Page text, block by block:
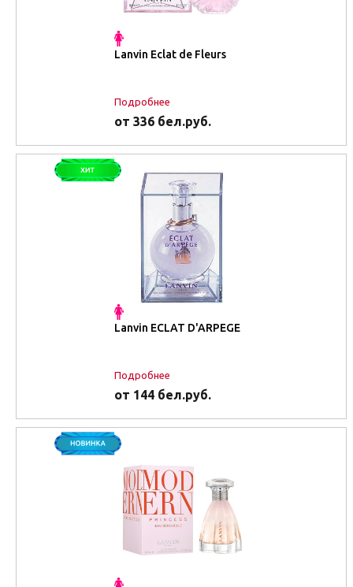
Lanvin Eclat de Fleurs
Подробнее
от 336 бел.руб.
Lanvin ECLAT D'ARPEGE
Подробнее
от 144 бел.руб.